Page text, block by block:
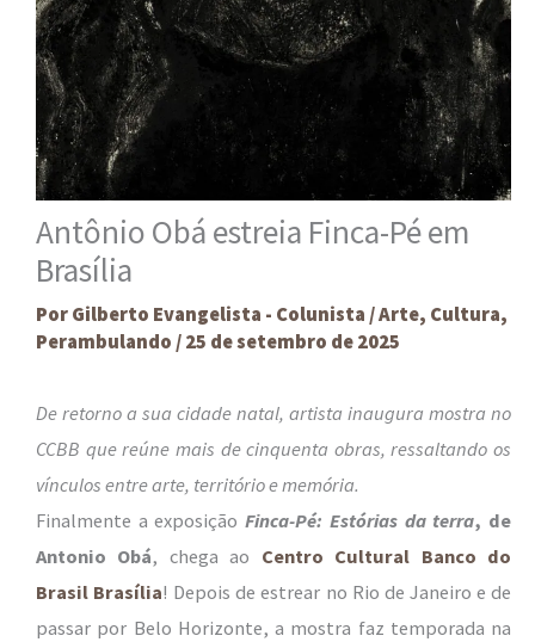
Antônio Obá estreia Finca-Pé em
Brasília
Por Gilberto Evangelista - Colunista /Arte, Cultura,
Perambulando / 25 de setembro de 2025
De retorno a sua cidade natal, artista inaugura mostra no
CCBB que reúne mais de cinquenta obras, ressaltando os
vínculos entre arte, território e memória.
Finalmente a exposiçãoFinca-Pé: Estórias da terra, de
Antonio Obá, chega ao Centro Cultural Banco do
Brasil Brasília! Depois de estrear no Rio de Janeiro e de
passar por Belo Horizonte, a mostra faz temporada na